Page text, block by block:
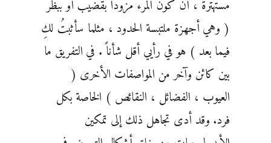
مستهترة ، أن كون المرء مزوداً بقضيب أو ببظر
( وهي أجهزة ملتبسة الحدود ، مثلما سأثبتُ لكِ
فيما بعد ) هو في رأيي أقل شأناً . في التفريق ما
بين كائن وآخر من المواصفات الأخرى (
العيوب ، الفضائل ، النقائص ) الخاصة بكل
فرد. وقد أدى تجاهل ذلك إلى تمكين